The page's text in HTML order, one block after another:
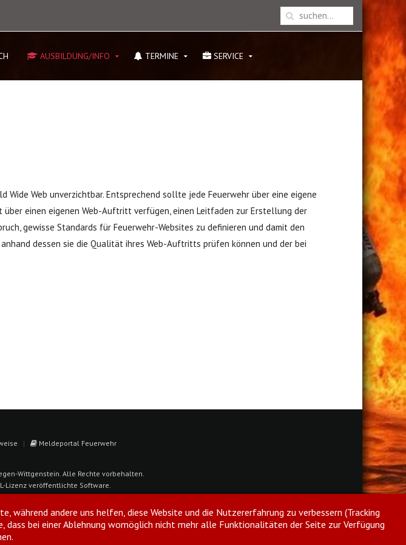
AUSBILDUNG/INFO TERMINE SERVICE
Wide Web unverzichtbar. Entsprechend sollte jede Feuerwehr über eine eigene
einen eigenen Web-Auftritt verfügen, einen Leitfaden zur Erstellung der
gewisse Standards für Feuerwehr-Websites zu definieren und damit den
dessen sie die Qualität ihres Web-Auftritts prüfen können und der bei
Meldeportal Feuerwehr
Wittgenstein. Alle Rechte vorbehalten.
Lizenzveröffentlichte Software.
während andere uns helfen, diese Website und die Nutzererfahrung zu verbessern (Tracking
dass bei einer Ablehnung womöglich nicht mehr alle Funktionalitäten der Seite zur Verfügung